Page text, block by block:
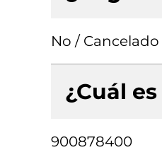
No / Cancelado
¿Cuál
900878400